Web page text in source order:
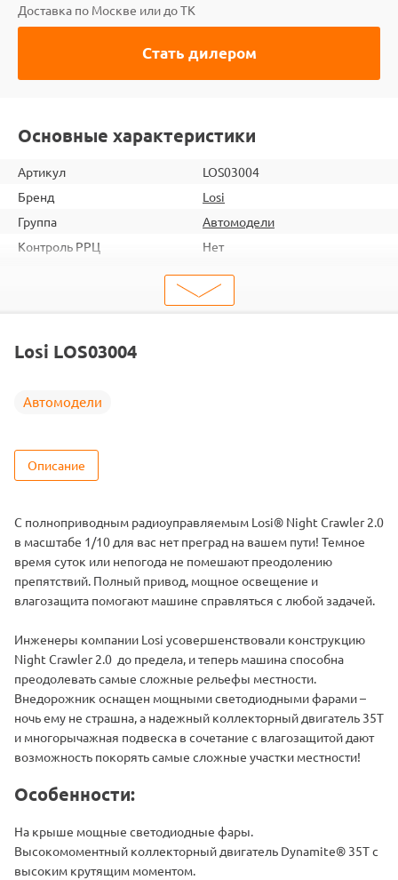
Доставка по Москве или до ТК
Стать дилером
Основные характеристики
Артикул
LOS03004
Бренд
Losi
Группа
Автомодели
Контроль РРЦ
Нет
2000000065120
Автомодели
Масштаб
Влагозащита
Losi LOS03004
Автомодели
Описание
C полноприводным радиоуправляемым Losi® Night Crawler 2.0
в масштабе 1/10 для вас нет преград на вашем пути! Темное
время суток или непогода не помешают преодолению
препятствий. Полный привод, мощное освещение и
влагозащита помогают машине справляться с любой задачей.
Инженеры компании Losi усовершенствовали конструкцию
Night Crawler 2.0 до предела, и теперь машина способна
преодолевать самые сложные рельефы местности.
Внедорожник оснащен мощными светодиодными фарами –
ночь ему не страшна, а надежный коллекторный двигатель 35Т
и многорычажная подвеска в сочетание с влагозащитой дают
возможность покорять самые сложные участки местности!
Особенности:
На крыше мощные светодиодные фары.
Высокомоментный коллекторный двигатель Dynamite® 35T с
высоким крутящим моментом.